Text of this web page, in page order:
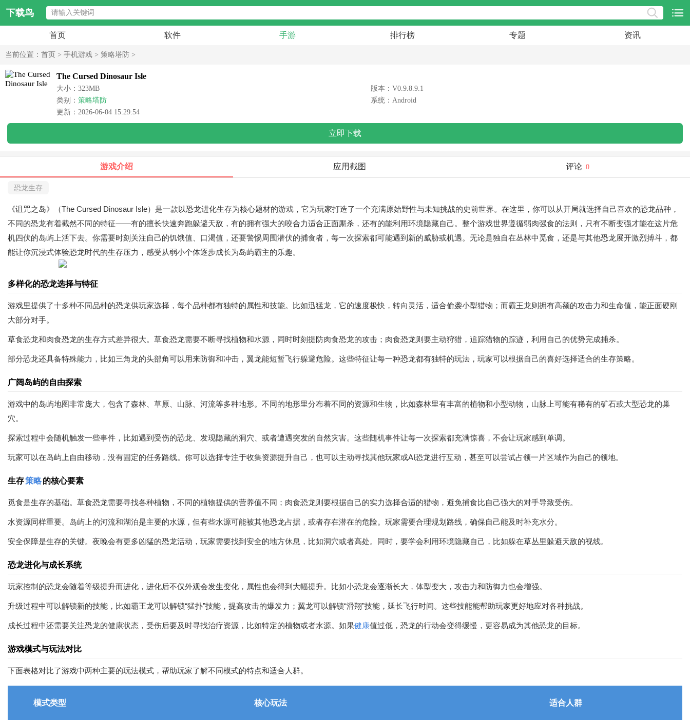
下载鸟
首页 软件 手游 排行榜 专题 资讯
当前位置： 首页 > 手机游戏 > 策略塔防 >
The Cursed Dinosaur Isle
大小：323MB
版本：V0.9.8.9.1
类别： 策略塔防
系统：Android
更新：2026-06-04 15:29:54
立即下载
游戏介绍 应用截图 评论 0
恐龙生存
《诅咒之岛》（The Cursed Dinosaur Isle）是一款以恐龙进化生存为核心题材的游戏，它为玩家打造了一个充满原始野性与未知挑战的史前世界。在这里，你可以从开局就选择自己喜欢的恐龙品种，
不同的恐龙有着截然不同的特征——有的擅长快速奔跑躲避天敌，有的拥有强大的咬合力适合正面厮杀，还有的能利用环境隐藏自己。整个游戏世界遵循弱肉强食的法则，只有不断变强才能在这片危
机四伏的岛屿上活下去。你需要时刻关注自己的饥饿值、口渴值，还要警惕周围潜伏的捕食者，每一次探索都可能遇到新的威胁或机遇。无论是独自在丛林中觅食，还是与其他恐龙展开激烈搏斗，都
能让你沉浸式体验恐龙时代的生存压力，感受从弱小个体逐步成长为岛屿霸主的乐趣。
多样化的恐龙选择与特征
游戏里提供了十多种不同品种的恐龙供玩家选择，每个品种都有独特的属性和技能。比如迅猛龙，它的速度极快，转向灵活，适合偷袭小型猎物；而霸王龙则拥有高额的攻击力和生命值，能正面硬刚
大部分对手。
草食恐龙和肉食恐龙的生存方式差异很大。草食恐龙需要不断寻找植物和水源，同时时刻提防肉食恐龙的攻击；肉食恐龙则要主动狩猎，追踪猎物的踪迹，利用自己的优势完成捕杀。
部分恐龙还具备特殊能力，比如三角龙的头部角可以用来防御和冲击，翼龙能短暂飞行躲避危险。这些特征让每一种恐龙都有独特的玩法，玩家可以根据自己的喜好选择适合的生存策略。
广阔岛屿的自由探索
游戏中的岛屿地图非常庞大，包含了森林、草原、山脉、河流等多种地形。不同的地形里分布着不同的资源和生物，比如森林里有丰富的植物和小型动物，山脉上可能有稀有的矿石或大型恐龙的巢
穴。
探索过程中会随机触发一些事件，比如遇到受伤的恐龙、发现隐藏的洞穴、或者遭遇突发的自然灾害。这些随机事件让每一次探索都充满惊喜，不会让玩家感到单调。
玩家可以在岛屿上自由移动，没有固定的任务路线。你可以选择专注于收集资源提升自己，也可以主动寻找其他玩家或AI恐龙进行互动，甚至可以尝试占领一片区域作为自己的领地。
生存策略的核心要素
觅食是生存的基础。草食恐龙需要寻找各种植物，不同的植物提供的营养值不同；肉食恐龙则要根据自己的实力选择合适的猎物，避免捕食比自己强大的对手导致受伤。
水资源同样重要。岛屿上的河流和湖泊是主要的水源，但有些水源可能被其他恐龙占据，或者存在潜在的危险。玩家需要合理规划路线，确保自己能及时补充水分。
安全保障是生存的关键。夜晚会有更多凶猛的恐龙活动，玩家需要找到安全的地方休息，比如洞穴或者高处。同时，要学会利用环境隐藏自己，比如躲在草丛里躲避天敌的视线。
恐龙进化与成长系统
玩家控制的恐龙会随着等级提升而进化，进化后不仅外观会发生变化，属性也会得到大幅提升。比如小恐龙会逐渐长大，体型变大，攻击力和防御力也会增强。
升级过程中可以解锁新的技能，比如霸王龙可以解锁“猛扑”技能，提高攻击的爆发力；翼龙可以解锁“滑翔”技能，延长飞行时间。这些技能能帮助玩家更好地应对各种挑战。
成长过程中还需要关注恐龙的健康状态，受伤后要及时寻找治疗资源，比如特定的植物或者水源。如果健康值过低，恐龙的行动会变得缓慢，更容易成为其他恐龙的目标。
游戏模式与玩法对比
下面表格对比了游戏中两种主要的玩法模式，帮助玩家了解不同模式的特点和适合人群。
模式类型 核心玩法 适合人群